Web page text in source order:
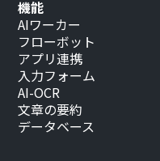
機能
AIワーカー
フローボット
アプリ連携
入力フォーム
AI-OCR
文章の要約
データベース